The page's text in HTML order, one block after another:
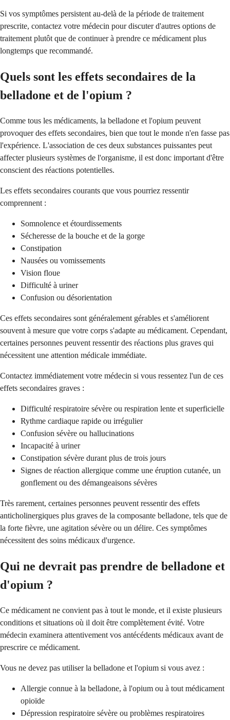
Si vos symptômes persistent au-delà de la période de traitement
prescrite, contactez votre médecin pour discuter d'autres options de
traitement plutôt que de continuer à prendre ce médicament plus
longtemps que recommandé.
Quels sont les effets secondaires de la
belladone et de l'opium ?
Comme tous les médicaments, la belladone et l'opium peuvent
provoquer des effets secondaires, bien que tout le monde n'en fasse pas
l'expérience. L'association de ces deux substances puissantes peut
affecter plusieurs systèmes de l'organisme, il est donc important d'être
conscient des réactions potentielles.
Les effets secondaires courants que vous pourriez ressentir
comprennent :
Somnolence et étourdissements
Sécheresse de la bouche et de la gorge
Constipation
Nausées ou vomissements
Vision floue
Difficulté à uriner
Confusion ou désorientation
Ces effets secondaires sont généralement gérables et s'améliorent
souvent à mesure que votre corps s'adapte au médicament. Cependant,
certaines personnes peuvent ressentir des réactions plus graves qui
nécessitent une attention médicale immédiate.
Contactez immédiatement votre médecin si vous ressentez l'un de ces
effets secondaires graves :
Difficulté respiratoire sévère ou respiration lente et superficielle
Rythme cardiaque rapide ou irrégulier
Confusion sévère ou hallucinations
Incapacité à uriner
Constipation sévère durant plus de trois jours
Signes de réaction allergique comme une éruption cutanée, un
gonflement ou des démangeaisons sévères
Très rarement, certaines personnes peuvent ressentir des effets
anticholinergiques plus graves de la composante belladone, tels que de
la forte fièvre, une agitation sévère ou un délire. Ces symptômes
nécessitent des soins médicaux d'urgence.
Qui ne devrait pas prendre de belladone et
d'opium ?
Ce médicament ne convient pas à tout le monde, et il existe plusieurs
conditions et situations où il doit être complètement évité. Votre
médecin examinera attentivement vos antécédents médicaux avant de
prescrire ce médicament.
Vous ne devez pas utiliser la belladone et l'opium si vous avez :
Allergie connue à la belladone, à l'opium ou à tout médicament
opioïde
Dépression respiratoire sévère ou problèmes respiratoires